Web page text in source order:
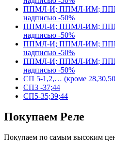
ППМЛ-И; ППМЛ-ИМ;
надписью -50%
ППМЛ-И; ППМЛ-ИМ;
надписью -50%
ППМЛ-И; ППМЛ-ИМ;
надписью -50%
ППМЛ-И; ППМЛ-ИМ;
надписью -50%
СП 5-1,2,… (кроме
СП3 -37;44
СП5-35;39;44
Покупаем Реле
Покупаем по самым высоким